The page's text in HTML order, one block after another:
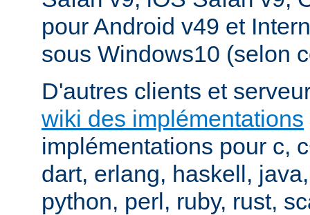
pour Android v49 et
sous Windows10 (selon
D'autres clients et
wiki des implémentations
implémentations pour c,
dart, erlang, haskell,
python, perl, ruby, rust,